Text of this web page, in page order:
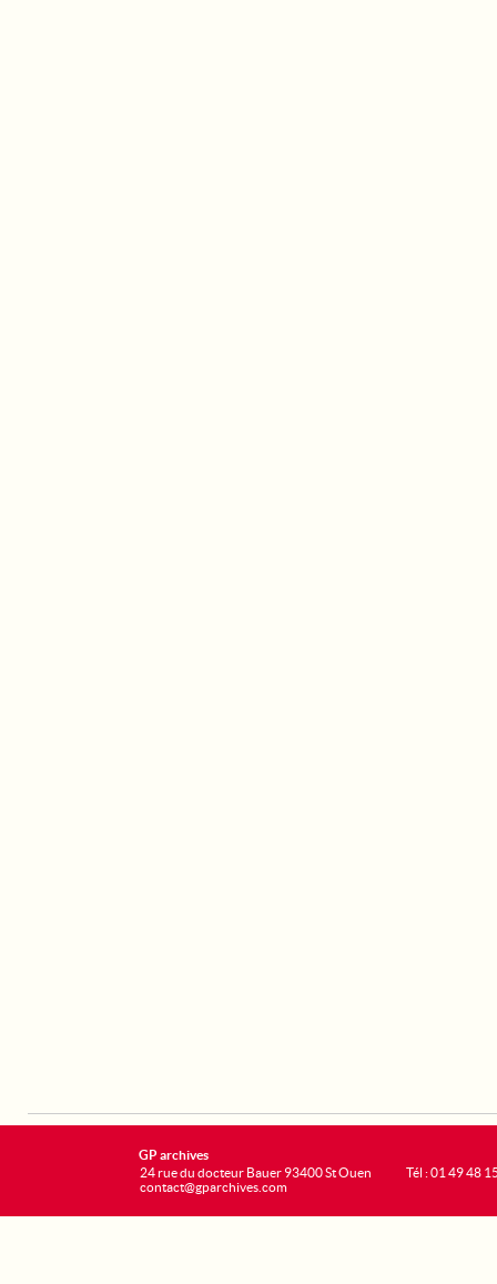
GP archives
24 rue du docteur Bauer 93400 St Ouen
contact@gparchives.com
Tél : 01 49 48